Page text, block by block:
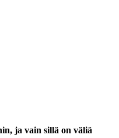
ja vain sillä on väliä